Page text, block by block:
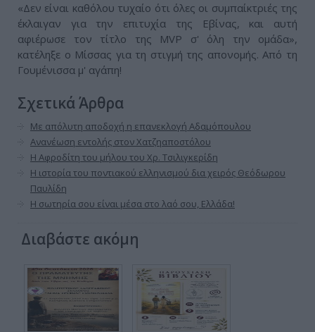
«Δεν είναι καθόλου τυχαίο ότι όλες οι συμπαίκτριές της
έκλαιγαν για την επιτυχία της Εβίνας, και αυτή
αφιέρωσε τον τίτλο της MVP σ' όλη την ομάδα»,
κατέληξε ο Μίσσας για τη στιγμή της απονομής. Από τη
Γουμένισσα μ' αγάπη!
Σχετικά Άρθρα
Με απόλυτη αποδοχή η επανεκλογή Αδαμόπουλου
Ανανέωση εντολής στον Χατζηαποστόλου
Η Αφροδίτη του μήλου του Χρ. Τσιλιγκερίδη
Η ιστορία του ποντιακού ελληνισμού δια χειρός Θεόδωρου
Παυλίδη
Η σωτηρία σου είναι μέσα στο λαό σου, Ελλάδα!
Διαβάστε ακόμη